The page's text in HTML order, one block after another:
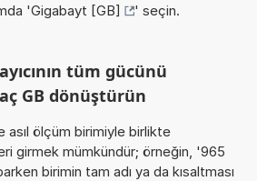
'Gigabayt [GB] ' seçin.
tüm gücünü
GB dönüştürün
asıl ölçüm birimiyle birlikte
girmek mümkündür; örneğin, '965
birimin tam adı ya da kısaltması